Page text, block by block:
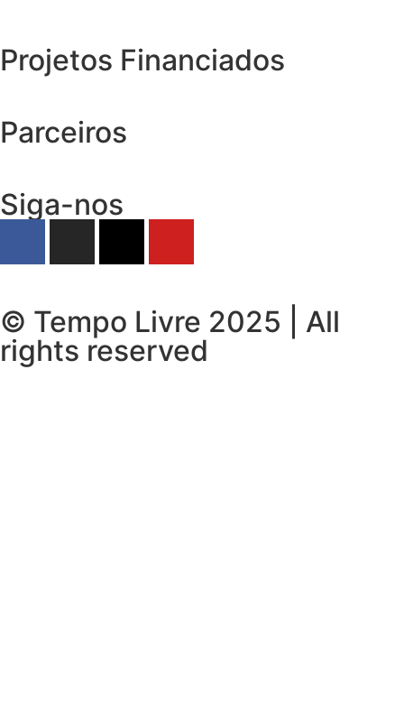
Projetos Financiados
Parceiros
Siga-nos
© Tempo Livre 2025 | All
rights reserved